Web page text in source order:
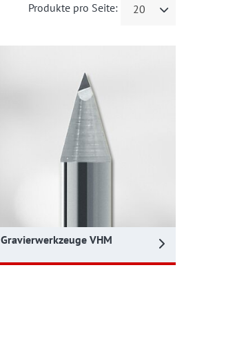
Produkte pro Seite: 20
Gravierwerkzeuge VHM